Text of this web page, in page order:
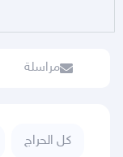
مراسلة
كل الحراج